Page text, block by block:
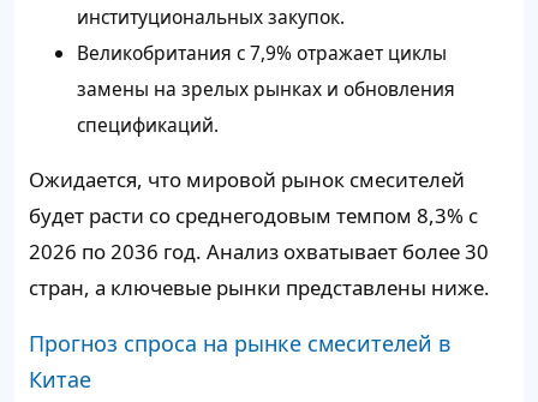
институциональных закупок.
Великобритания с 7,9% отражает циклы
замены на зрелых рынках и обновления
спецификаций.
Ожидается, что мировой рынок смесителей
будет расти со среднегодовым темпом 8,3% с
2026 по 2036 год. Анализ охватывает более 30
стран, а ключевые рынки представлены ниже.
Прогноз спроса на рынке смесителей в
Китае